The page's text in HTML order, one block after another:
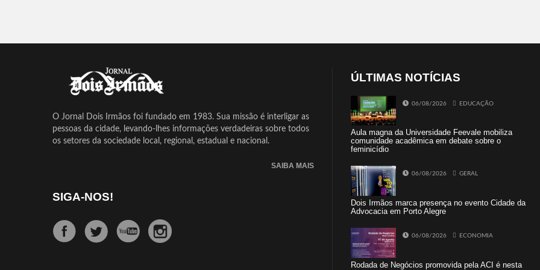
O Jornal Dois Irmãos foi fundado em 1983. Sua missão é interligar as
pessoas da cidade, levando-lhes informações verdadeiras sobre todos
os setores da sociedade local, regional, estadual e nacional.
SAIBA MAIS
SIGA-NOS!
ÚLTIMAS NOTÍCIAS
06/08/2026 EDUCAÇÃO
Aula magna da Universidade Feevale mobiliza
comunidade acadêmica em debate sobre o
feminicídio
06/08/2026 GERAL
Dois Irmãos marca presença no evento Cidade da
Advocacia em Porto Alegre
06/08/2026 ECONOMIA
Rodada de Negócios promovida pela ACI é nesta